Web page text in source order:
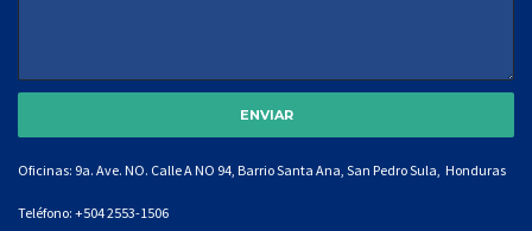
Oficinas: 9a. Ave. NO. Calle A NO 94, Barrio Santa Ana, San Pedro Sula, Honduras
Teléfono: +504 2553-1506